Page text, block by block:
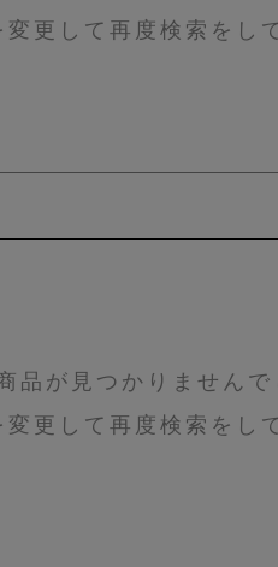
更して再度検索をし
品が見つかりませんで
更して再度検索をし